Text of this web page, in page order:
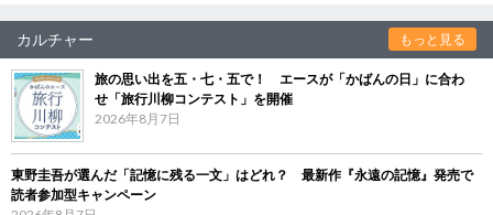
カルチャー もっと見る
旅の思い出を五・七・五で！ エースが「かばんの日」に合わ
せ「旅行川柳コンテスト」を開催
2026年8月7日
東野圭吾が選んだ「記憶に残る一文」はどれ？ 最新作『永遠の記憶』発売で
読者参加型キャンペーン